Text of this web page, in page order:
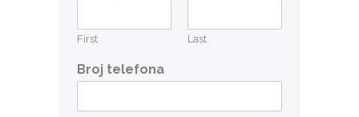
First Last
Broj telefona